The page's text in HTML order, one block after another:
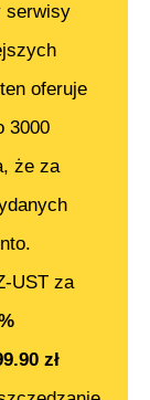
serwisy
oferuje
3000
że za
UST za
zł